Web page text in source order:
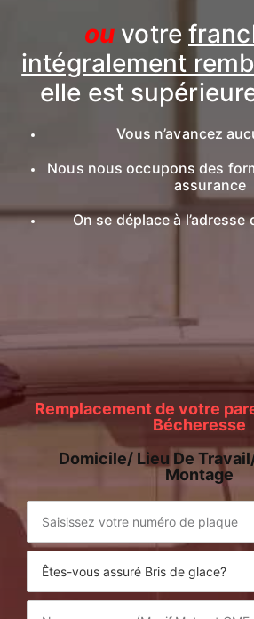
ou votre
intégralement
elle est
Vous n’avancez
Nous nous occupons des
assurance
On se déplace à
Remplacement de votre
Bécheresse
Domicile/ Lieu De
Montage